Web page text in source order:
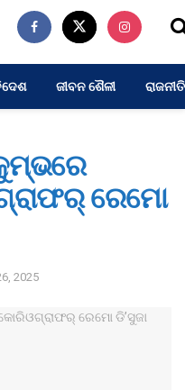
ଜୀବନ ଶୈଳୀ ରାଜନୀତି
ରେମୋ
2025